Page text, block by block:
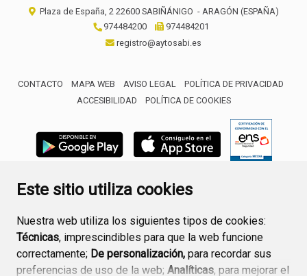
Este sitio utiliza cookies
Nuestra web utiliza los siguientes tipos de cookies:
Técnicas, imprescindibles para que la web funcione
correctamente; De personalización, para recordar sus
preferencias de uso de la web; Analíticas, para mejorar el
Plaza de España, 2 22600 SABIÑÁNIGO - ARAGÓN (ESPAÑA)
974484200
974484201
registro@aytosabi.es
CONTACTO MAPA WEB AVISO LEGAL
POLÍTICA DE PRIVACIDAD
ACCESIBILIDAD
POLÍTICA DE COOKIES